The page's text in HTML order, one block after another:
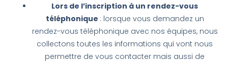
Lors de l’inscription à un rendez-vous
téléphonique : lorsque vous demandez un
rendez-vous téléphonique avec nos équipes, nous
collectons toutes les informations qui vont nous
permettre de vous contacter mais aussi de